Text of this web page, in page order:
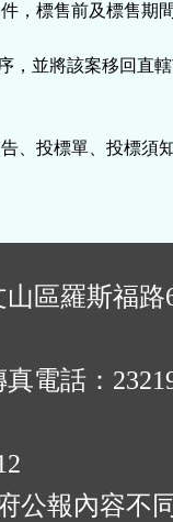
，標售前及標售期
並將該案移回直
、投標單、投標須
區羅斯福路
電話：
公報內容不